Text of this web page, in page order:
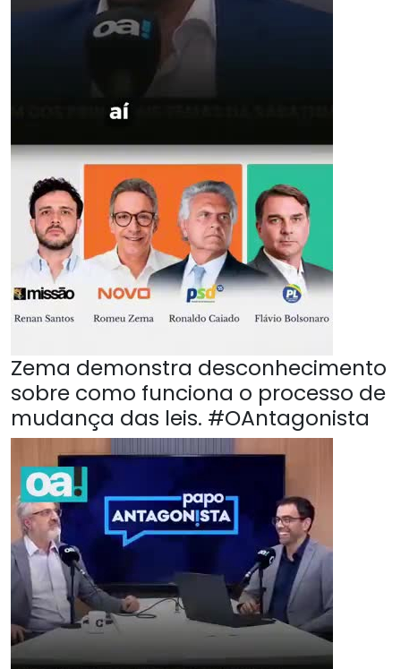
Zema demonstra desconhecimento
sobre como funciona o processo de
mudança das leis. #OAntagonista